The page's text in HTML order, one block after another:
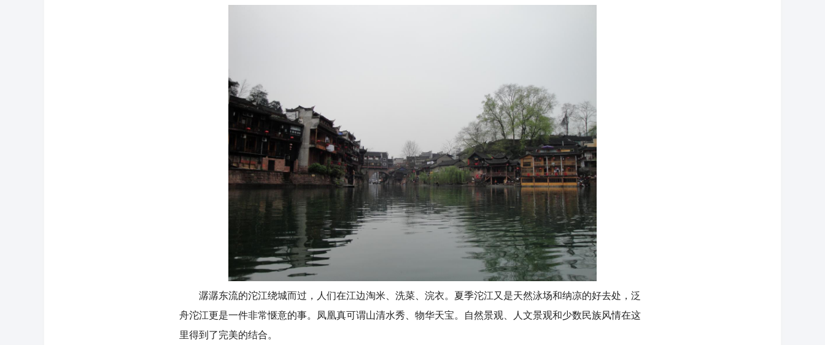
潺潺东流的沱江绕城而过，人们在江边淘米、洗菜、浣衣。夏季沱江又是天然泳场和纳凉的好去处，泛
舟沱江更是一件非常惬意的事。凤凰真可谓山清水秀、物华天宝。自然景观、人文景观和少数民族风情在这
里得到了完美的结合。